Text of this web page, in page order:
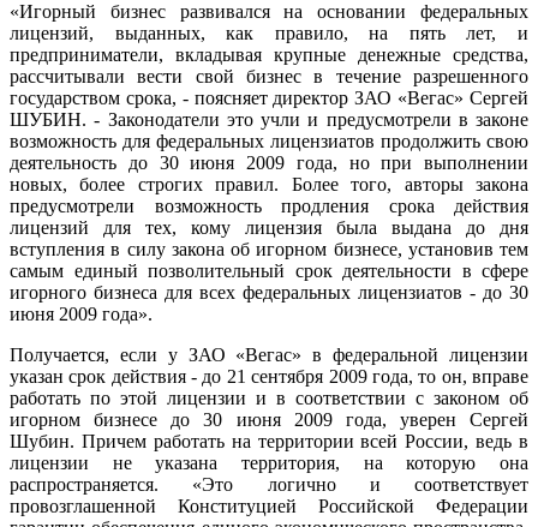
«Игорный бизнес развивался на основании федеральных
лицензий, выданных, как правило, на пять лет, и
предприниматели, вкладывая крупные денежные средства,
рассчитывали вести свой бизнес в течение разрешенного
государством срока, - поясняет директор ЗАО «Вегас» Сергей
ШУБИН. - Законодатели это учли и предусмотрели в законе
возможность для федеральных лицензиатов продолжить свою
деятельность до 30 июня 2009 года, но при выполнении
новых, более строгих правил. Более того, авторы закона
предусмотрели возможность продления срока действия
лицензий для тех, кому лицензия была выдана до дня
вступления в силу закона об игорном бизнесе, установив тем
самым единый позволительный срок деятельности в сфере
игорного бизнеса для всех федеральных лицензиатов - до 30
июня 2009 года».
Получается, если у ЗАО «Вегас» в федеральной лицензии
указан срок действия - до 21 сентября 2009 года, то он, вправе
работать по этой лицензии и в соответствии с законом об
игорном бизнесе до 30 июня 2009 года, уверен Сергей
Шубин. Причем работать на территории всей России, ведь в
лицензии не указана территория, на которую она
распространяется. «Это логично и соответствует
провозглашенной Конституцией Российской Федерации